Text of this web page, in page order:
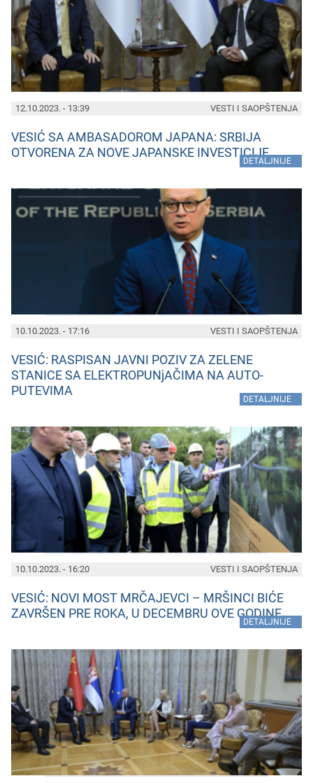
12.10.2023. - 13:39
VESIĆ SA AMBASADOROM JAPANA: SRBIJA
OTVORENA ZA NOVE JAPANSKE INVESTICIJE
DETALJNIJE
VESTI I SAOPŠTENJA
10.10.2023. - 17:16
VESIĆ: RASPISAN JAVNI POZIV ZA ZELENE
STANICE SA ELEKTROPUNjAČIMA NA AUTO-
PUTEVIMA
DETALJNIJE
VESTI I SAOPŠTENJA
10.10.2023. - 16:20
VESIĆ: NOVI MOST MRČAJEVCI – MRŠINCI BIĆE
ZAVRŠEN PRE ROKA, U DECEMBRU OVE GODINE
DETALJNIJE
VESTI I SAOPŠTENJA